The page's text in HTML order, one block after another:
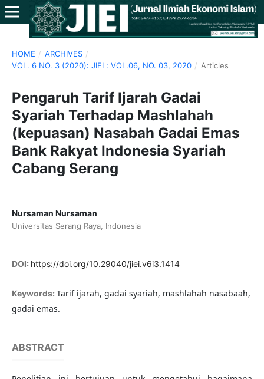
HOME / ARCHIVES /
VOL. 6 NO. 3 (2020): JIEI : VOL.06, NO. 03, 2020 / Articles
Pengaruh Tarif Ijarah Gadai
Syariah Terhadap Mashlahah
(kepuasan) Nasabah Gadai Emas
Bank Rakyat Indonesia Syariah
Cabang Serang
Nursaman Nursaman
Universitas Serang Raya, Indonesia
DOI: https://doi.org/10.29040/jiei.v6i3.1414
Keywords: Tarif ijarah, gadai syariah, mashlahah nasabaah,
gadai emas.
ABSTRACT